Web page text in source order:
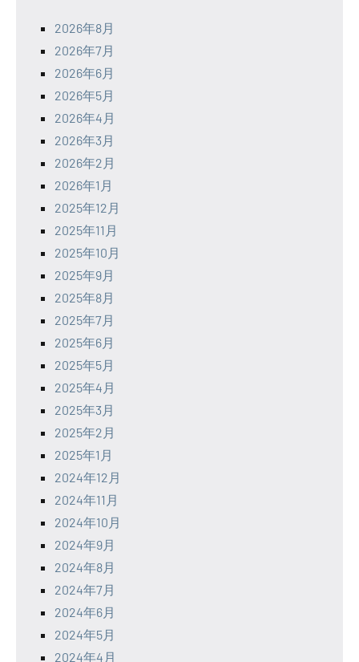
2026年8月
2026年7月
2026年6月
2026年5月
2026年4月
2026年3月
2026年2月
2026年1月
2025年12月
2025年11月
2025年10月
2025年9月
2025年8月
2025年7月
2025年6月
2025年5月
2025年4月
2025年3月
2025年2月
2025年1月
2024年12月
2024年11月
2024年10月
2024年9月
2024年8月
2024年7月
2024年6月
2024年5月
2024年4月